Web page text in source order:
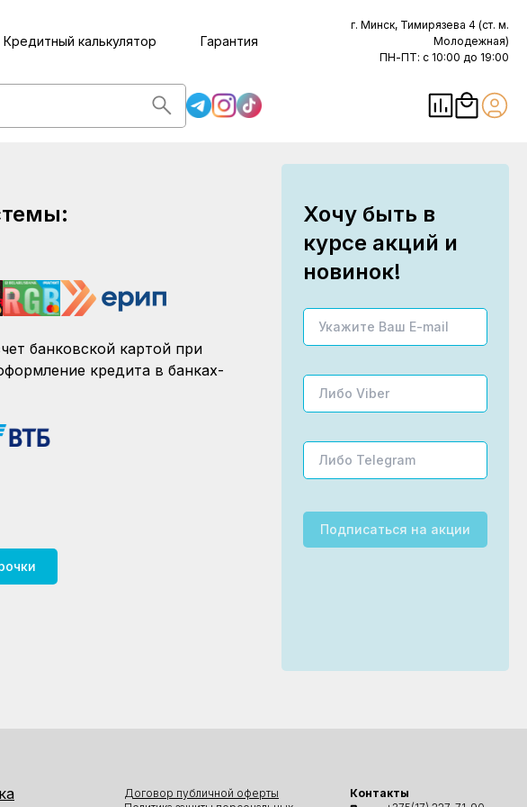
Кредитный калькулятор Гарантия
г. Минск, Тимирязева 4 (ст. м.
Молодежная)
ПН-ПТ: с 10:00 до 19:00
банковской картой при
кредита в банках-
Хочу быть в
курсе акций и
новинок!
Подписаться на акции
Договор публичной оферты
Контакты